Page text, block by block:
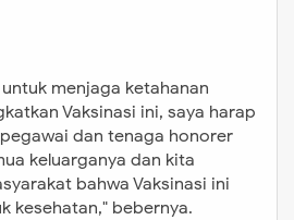
menjaga ketahanan
Vaksinasi ini, saya harap
dan tenaga honorer
keluarganya dan kita
bahwa Vaksinasi ini
kesehatan," bebernya.